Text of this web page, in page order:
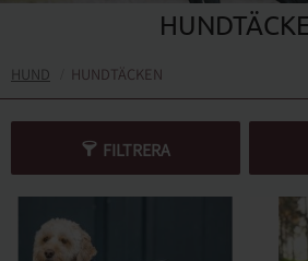
HUND HUNDTÄCKEN
FILTRERA